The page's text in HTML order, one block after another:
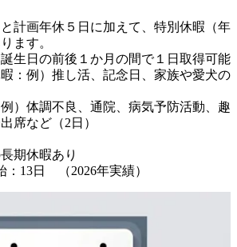
計画年休５日に加えて、特別休暇（年
ます。
生日の前後１か月の間で１日取得可能
：例）推し活、記念日、家族や愛犬の
）体調不良、通院、病気予防活動、趣
席など（2日）
期休暇あり